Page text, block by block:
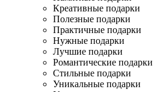
Креативные подарки
Полезные подарки
Практичные подарки
Нужные подарки
Лучшие подарки
Романтические подарки
Стильные подарки
Уникальные подарки